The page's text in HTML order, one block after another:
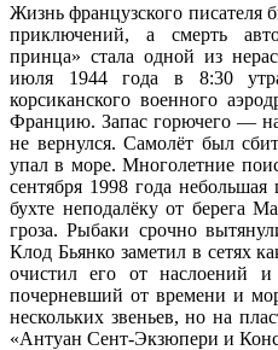
Жизнь французского писателя
приключений, а смерть
принца» стала одной из
июля 1944 года в 8:30
корсиканского военного
Францию. Запас горючего —
не вернулся. Самолёт был
упал в море. Многолетние
сентября 1998 года
бухте неподалёку от берега
гроза. Рыбаки срочно
Клод Бьянко заметил в сетях
очистил его от наслоений и
почерневший от времени и
нескольких звеньев, но на
«Антуан Сент-Экзюпери и